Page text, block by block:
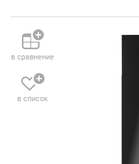
в сравнение
в список